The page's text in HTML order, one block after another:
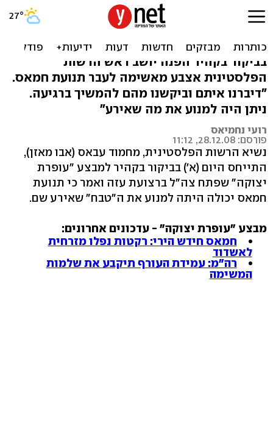
אבו מאזן: חמאס יכול היה
למנוע את הטבח בעזה
בביקור בקהיר הפנה יושב ראש הרשות
הפלסטינית אצבע מאשימה לעבר תנועת חמאס.
"דיברנו איתם וביקשנו מהם להמשיך ברגיעה.
ניתן היה למנוע את מה שאירע"
רועי נחמיאס
פורסם: 28.12.08, 11:12
נשיא הרשות הפלסטינית, מחמוד עבאס (אבו מאזן),
התייחס היום (א') בביקור בקהיר למבצע "עופרת
יצוקה" שפתח צה"ל ברצועת עזה ואמר כי תנועת
חמאס יכולה היתה למנוע את ה"טבח" שאירע שם.
מבצע "עופרת יצוקה" - עדכונים אחרונים:
חמאס חידש הירי: רקטות נפלו מזרחית
לאשדוד
רה"מ: עמידת העורף תיקבע את שלמות
המשימה